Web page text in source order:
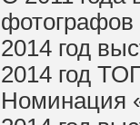
2014 год
2014 год
Номинация